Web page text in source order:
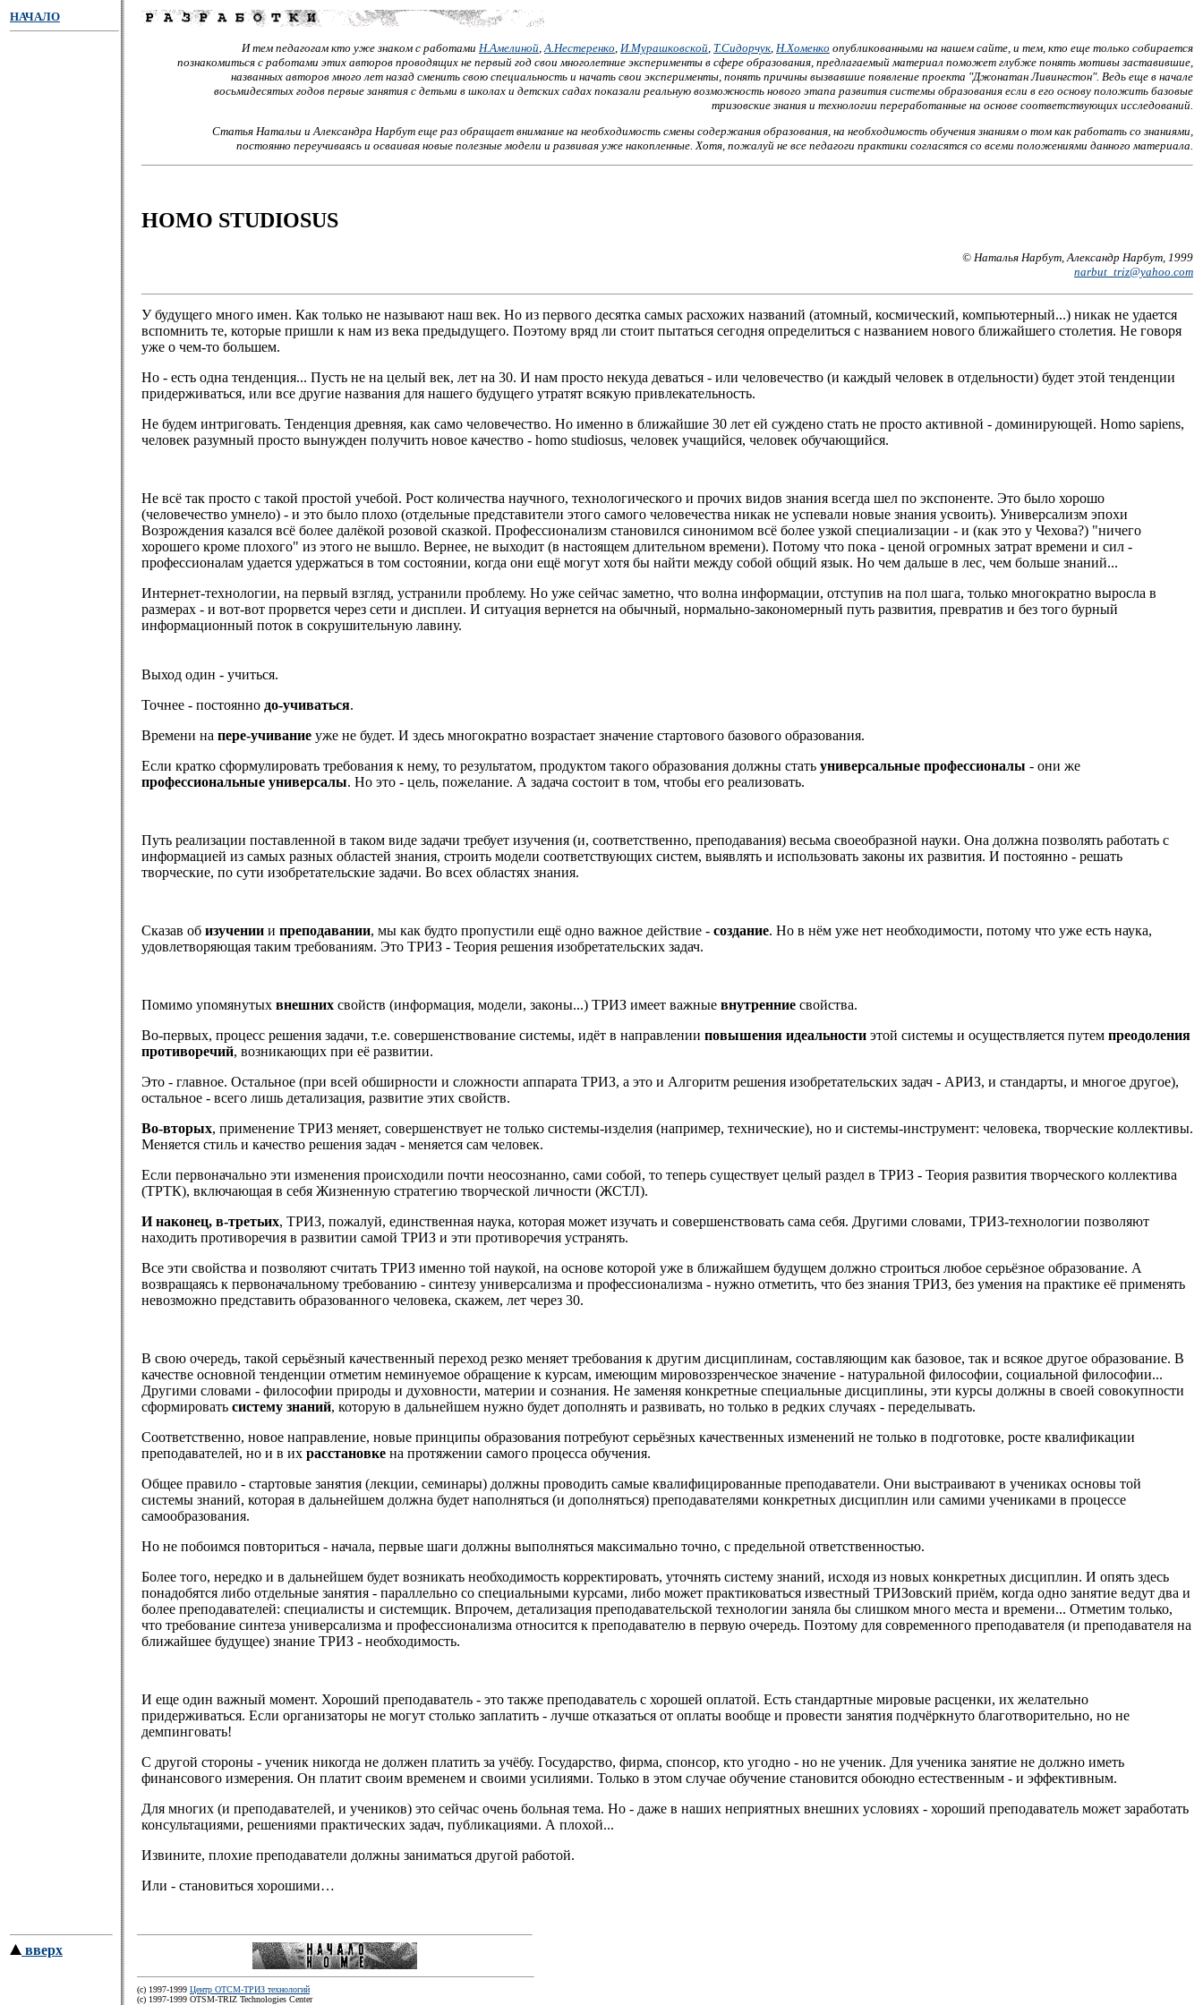
НАЧАЛО
И тем педагогам кто уже знаком с работами Н.Амелиной,А.Нестеренко, И.Мурашковской, Т.Сидорчук, Н.Хоменко опубликованными на нашем сайте, и тем, кто еще только собирается
познакомиться с работами этих авторов проводящих не первый год свои многолетние эксперименты в сфере образования, предлагаемый материал поможет глубже понять мотивы заставившие,
названных авторов много лет назад сменить свою специальность и начать свои эксперименты, понять причины вызвавшие появление проекта "Джонатан Ливингстон". Ведь еще в начале
восьмидесятых годов первые занятия с детьми в школах и детских садах показали реальную возможность нового этапа развития системы образования если в его основу положить базовые
тризовские знания и технологии переработанные на основе соответствующих исследований.
Статья Натальи и Александра Нарбут еще раз обращает внимание на необходимость смены содержания образования, на необходимость обучения знаниям о том как работать со знаниями,
постоянно переучиваясь и осваивая новые полезные модели и развивая уже накопленные. Хотя, пожалуй не все педагоги практики согласятся со всеми положениями данного материала.
HOMO STUDIOSUS
© Наталья Нарбут, Александр Нарбут, 1999
narbut_triz@yahoo.com
У будущего много имен. Как только не называют наш век. Но из первого десятка самых расхожих названий (атомный, космический, компьютерный...) никак не удается
вспомнить те, которые пришли к нам из века предыдущего. Поэтому вряд ли стоит пытаться сегодня определиться с названием нового ближайшего столетия. Не говоря
уже о чем-то большем.
Но - есть одна тенденция... Пусть не на целый век, лет на 30. И нам просто некуда деваться - или человечество (и каждый человек в отдельности) будет этой тенденции
придерживаться, или все другие названия для нашего будущего утратят всякую привлекательность.
Не будем интриговать. Тенденция древняя, как само человечество. Но именно в ближайшие 30 лет ей суждено стать не просто активной - доминирующей. Homo sapiens,
человек разумный просто вынужден получить новое качество - homo studiosus, человек учащийся, человек обучающийся.
Не всё так просто с такой простой учебой. Рост количества научного, технологического и прочих видов знания всегда шел по экспоненте. Это было хорошо
(человечество умнело) - и это было плохо (отдельные представители этого самого человечества никак не успевали новые знания усвоить). Универсализм эпохи
Возрождения казался всё более далёкой розовой сказкой. Профессионализм становился синонимом всё более узкой специализации - и (как это у Чехова?) "ничего
хорошего кроме плохого" из этого не вышло. Вернее, не выходит (в настоящем длительном времени). Потому что пока - ценой огромных затрат времени и сил -
профессионалам удается удержаться в том состоянии, когда они ещё могут хотя бы найти между собой общий язык. Но чем дальше в лес, чем больше знаний...
Интернет-технологии, на первый взгляд, устранили проблему. Но уже сейчас заметно, что волна информации, отступив на пол шага, только многократно выросла в
размерах - и вот-вот прорвется через сети и дисплеи. И ситуация вернется на обычный, нормально-закономерный путь развития, превратив и без того бурный
информационный поток в сокрушительную лавину.
Выход один - учиться.
Точнее - постоянно до-учиваться.
Времени на пере-учивание уже не будет. И здесь многократно возрастает значение стартового базового образования.
Если кратко сформулировать требования к нему, то результатом, продуктом такого образования должны стать универсальные профессионалы - они же
профессиональные универсалы. Но это - цель, пожелание. А задача состоит в том, чтобы его реализовать.
Путь реализации поставленной в таком виде задачи требует изучения (и, соответственно, преподавания) весьма своеобразной науки. Она должна позволять работать с
информацией из самых разных областей знания, строить модели соответствующих систем, выявлять и использовать законы их развития. И постоянно - решать
творческие, по сути изобретательские задачи. Во всех областях знания.
Сказав об изучении и преподавании, мы как будто пропустили ещё одно важное действие - создание. Но в нём уже нет необходимости, потому что уже есть наука,
удовлетворяющая таким требованиям. Это ТРИЗ - Теория решения изобретательских задач.
Помимо упомянутых внешних свойств (информация, модели, законы...) ТРИЗ имеет важные внутренние свойства.
Во-первых, процесс решения задачи, т.е. совершенствование системы, идёт в направлении повышения идеальности этой системы и осуществляется путем преодоления
противоречий, возникающих при её развитии.
Это - главное. Остальное (при всей обширности и сложности аппарата ТРИЗ, а это и Алгоритм решения изобретательских задач - АРИЗ, и стандарты, и многое другое),
остальное - всего лишь детализация, развитие этих свойств.
Во-вторых, применение ТРИЗ меняет, совершенствует не только системы-изделия (например, технические), но и системы-инструмент: человека, творческие коллективы.
Меняется стиль и качество решения задач - меняется сам человек.
Если первоначально эти изменения происходили почти неосознанно, сами собой, то теперь существует целый раздел в ТРИЗ - Теория развития творческого коллектива
(ТРТК), включающая в себя Жизненную стратегию творческой личности (ЖСТЛ).
И наконец, в-третьих, ТРИЗ, пожалуй, единственная наука, которая может изучать и совершенствовать сама себя. Другими словами, ТРИЗ-технологии позволяют
находить противоречия в развитии самой ТРИЗ и эти противоречия устранять.
Все эти свойства и позволяют считать ТРИЗ именно той наукой, на основе которой уже в ближайшем будущем должно строиться любое серьёзное образование. А
возвращаясь к первоначальному требованию - синтезу универсализма и профессионализма - нужно отметить, что без знания ТРИЗ, без умения на практике её применять
невозможно представить образованного человека, скажем, лет через 30.
В свою очередь, такой серьёзный качественный переход резко меняет требования к другим дисциплинам, составляющим как базовое, так и всякое другое образование. В
качестве основной тенденции отметим неминуемое обращение к курсам, имеющим мировоззренческое значение - натуральной философии, социальной философии...
Другими словами - философии природы и духовности, материи и сознания. Не заменяя конкретные специальные дисциплины, эти курсы должны в своей совокупности
сформировать систему знаний, которую в дальнейшем нужно будет дополнять и развивать, но только в редких случаях - переделывать.
Соответственно, новое направление, новые принципы образования потребуют серьёзных качественных изменений не только в подготовке, росте квалификации
преподавателей, но и в их расстановке на протяжении самого процесса обучения.
Общее правило - стартовые занятия (лекции, семинары) должны проводить самые квалифицированные преподаватели. Они выстраивают в учениках основы той
системы знаний, которая в дальнейшем должна будет наполняться (и дополняться) преподавателями конкретных дисциплин или самими учениками в процессе
самообразования.
Но не побоимся повториться - начала, первые шаги должны выполняться максимально точно, с предельной ответственностью.
Более того, нередко и в дальнейшем будет возникать необходимость корректировать, уточнять систему знаний, исходя из новых конкретных дисциплин. И опять здесь
понадобятся либо отдельные занятия - параллельно со специальными курсами, либо может практиковаться известный ТРИЗовский приём, когда одно занятие ведут два и
более преподавателей: специалисты и системщик. Впрочем, детализация преподавательской технологии заняла бы слишком много места и времени... Отметим только,
что требование синтеза универсализма и профессионализма относится к преподавателю в первую очередь. Поэтому для современного преподавателя (и преподавателя на
ближайшее будущее) знание ТРИЗ - необходимость.
И еще один важный момент. Хороший преподаватель - это также преподаватель с хорошей оплатой. Есть стандартные мировые расценки, их желательно
придерживаться. Если организаторы не могут столько заплатить - лучше отказаться от оплаты вообще и провести занятия подчёркнуто благотворительно, но не
демпинговать!
С другой стороны - ученик никогда не должен платить за учёбу. Государство, фирма, спонсор, кто угодно - но не ученик. Для ученика занятие не должно иметь
финансового измерения. Он платит своим временем и своими усилиями. Только в этом случае обучение становится обоюдно естественным - и эффективным.
Для многих (и преподавателей, и учеников) это сейчас очень больная тема. Но - даже в наших неприятных внешних условиях - хороший преподаватель может заработать
консультациями, решениями практических задач, публикациями. А плохой...
Извините, плохие преподаватели должны заниматься другой работой.
Или - становиться хорошими…
вверх
(c) 1997-1999 Центр ОТСМ-ТРИЗ технологий
(с) 1997-1999 OTSM-TRIZ Technologies Center